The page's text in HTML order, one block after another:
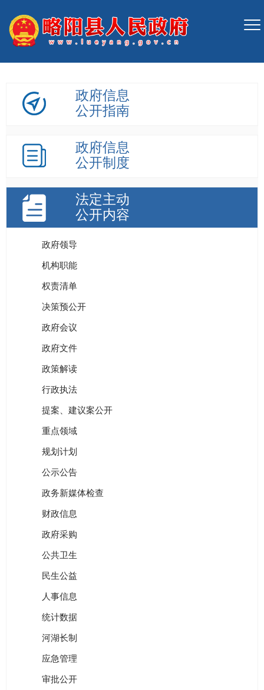
政府信息
公开指南
政府信息
公开制度
法定主动
公开内容
政府领导
机构职能
权责清单
决策预公开
政府会议
政府文件
政策解读
行政执法
提案、建议案公开
重点领域
规划计划
公示公告
政务新媒体检查
财政信息
政府采购
公共卫生
民生公益
人事信息
统计数据
河湖长制
应急管理
审批公开